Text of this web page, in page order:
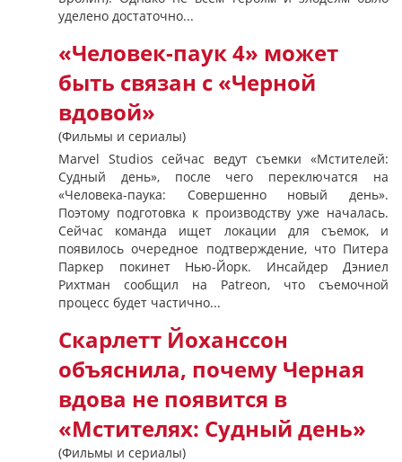
уделено достаточно...
«Человек-паук 4» может
быть связан с «Черной
вдовой»
(Фильмы и сериалы)
Marvel Studios сейчас ведут съемки «Мстителей:
Судный день», после чего переключатся на
«Человека-паука: Совершенно новый день».
Поэтому подготовка к производству уже началась.
Сейчас команда ищет локации для съемок, и
появилось очередное подтверждение, что Питера
Паркер покинет Нью-Йорк. Инсайдер Дэниел
Рихтман сообщил на Patreon, что съемочной
процесс будет частично...
Скарлетт Йоханссон
объяснила, почему Черная
вдова не появится в
«Мстителях: Судный день»
(Фильмы и сериалы)